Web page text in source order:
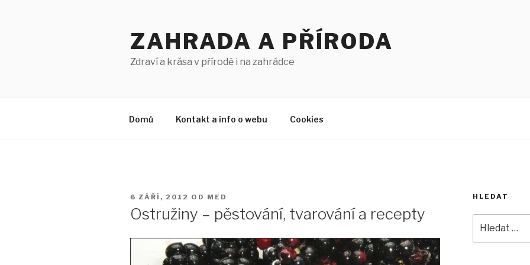
ZAHRADA A PŘÍRODA
Zdraví a krása v přírodě i na zahrádce
Domů Kontakt a info o webu Cookies
PUBLIKOVÁNO
6 ZÁŘÍ, 2012 OD MED
Ostružiny – pěstování, tvarování a recepty
HLEDAT